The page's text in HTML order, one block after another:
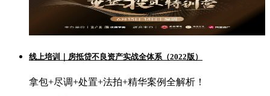
线上培训｜房抵贷不良资产实战全体系（2022版）
拿包+尽调+处置+法拍+精华案例全解析！